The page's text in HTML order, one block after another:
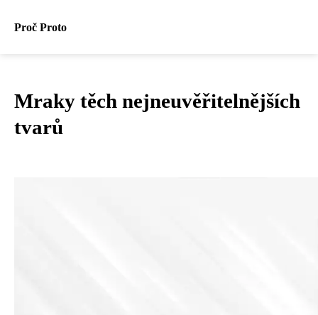
Proč Proto
Mraky těch nejneuvěřitelnějších
tvarů